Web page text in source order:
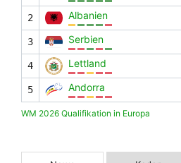
2 Albanien
3 Serbien
4 Lettland
5 Andorra
WM 2026 Qualifikation in Europa